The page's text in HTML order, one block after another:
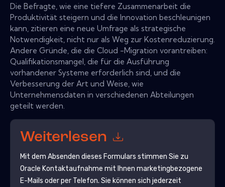
Die Befragte, wie eine tiefere Zusammenarbeit die
Produktivität steigern und die Innovation beschleunigen
kann, zitieren eine neue Umfrage als strategische
Notwendigkeit, nicht nur als Weg zur Kostenreduzierung.
Andere Gründe, die die Cloud -Migration vorantreiben:
Qualifikationsmangel, die für die Ausführung
vorhandener Systeme erforderlich sind, und die
Verbesserung der Art und Weise, wie
Unternehmensdaten in verschiedenen Abteilungen
geteilt werden.
Weiterlesen
Mit dem Absenden dieses Formulars stimmen Sie zu
Oracle Kontaktaufnahme mit Ihnen marketingbezogene
E-Mails oder per Telefon. Sie können sich jederzeit